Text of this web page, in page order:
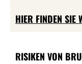
HIER FINDEN SIE
RISIKEN VON